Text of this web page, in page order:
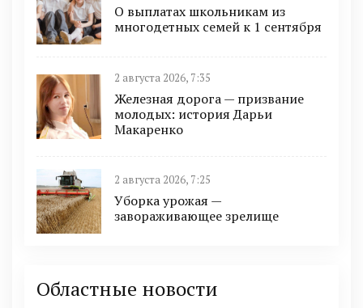
О выплатах школьникам из
многодетных семей к 1 сентября
2 августа 2026, 7:35
Железная дорога — призвание
молодых: история Дарьи
Макаренко
2 августа 2026, 7:25
Уборка урожая —
завораживающее зрелище
Областные новости